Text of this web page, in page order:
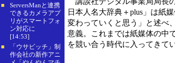
■
ServersManと連携
できるカメラアプ
リがスマートフォ
ン対応に
[14:53]
■
「ウサビッチ」制
作会社の新作アニ
日本人名大辞典＋plus」は紙
変わっていくと思う」と述べ
意義。これまでは紙媒体の中
を競い合う時代に入ってきて